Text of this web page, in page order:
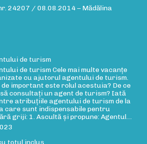
24207 / 08.08.2014 – Mădălina
de turism
de turism Cele mai multe vacanțe
cu ajutorul agentului de turism.
de important este rolul acestuia? De ce
consultați un agent de turism? Iată
atribuțiile agentului de turism de la
care sunt indispensabile pentru
griji: 1. Ascultă și propune: Agentul…
totul inclus